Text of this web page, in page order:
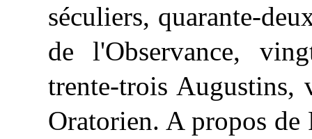
séculiers, quarante-
de l'Observance,
trente-trois Augustins,
Oratorien. A propos de